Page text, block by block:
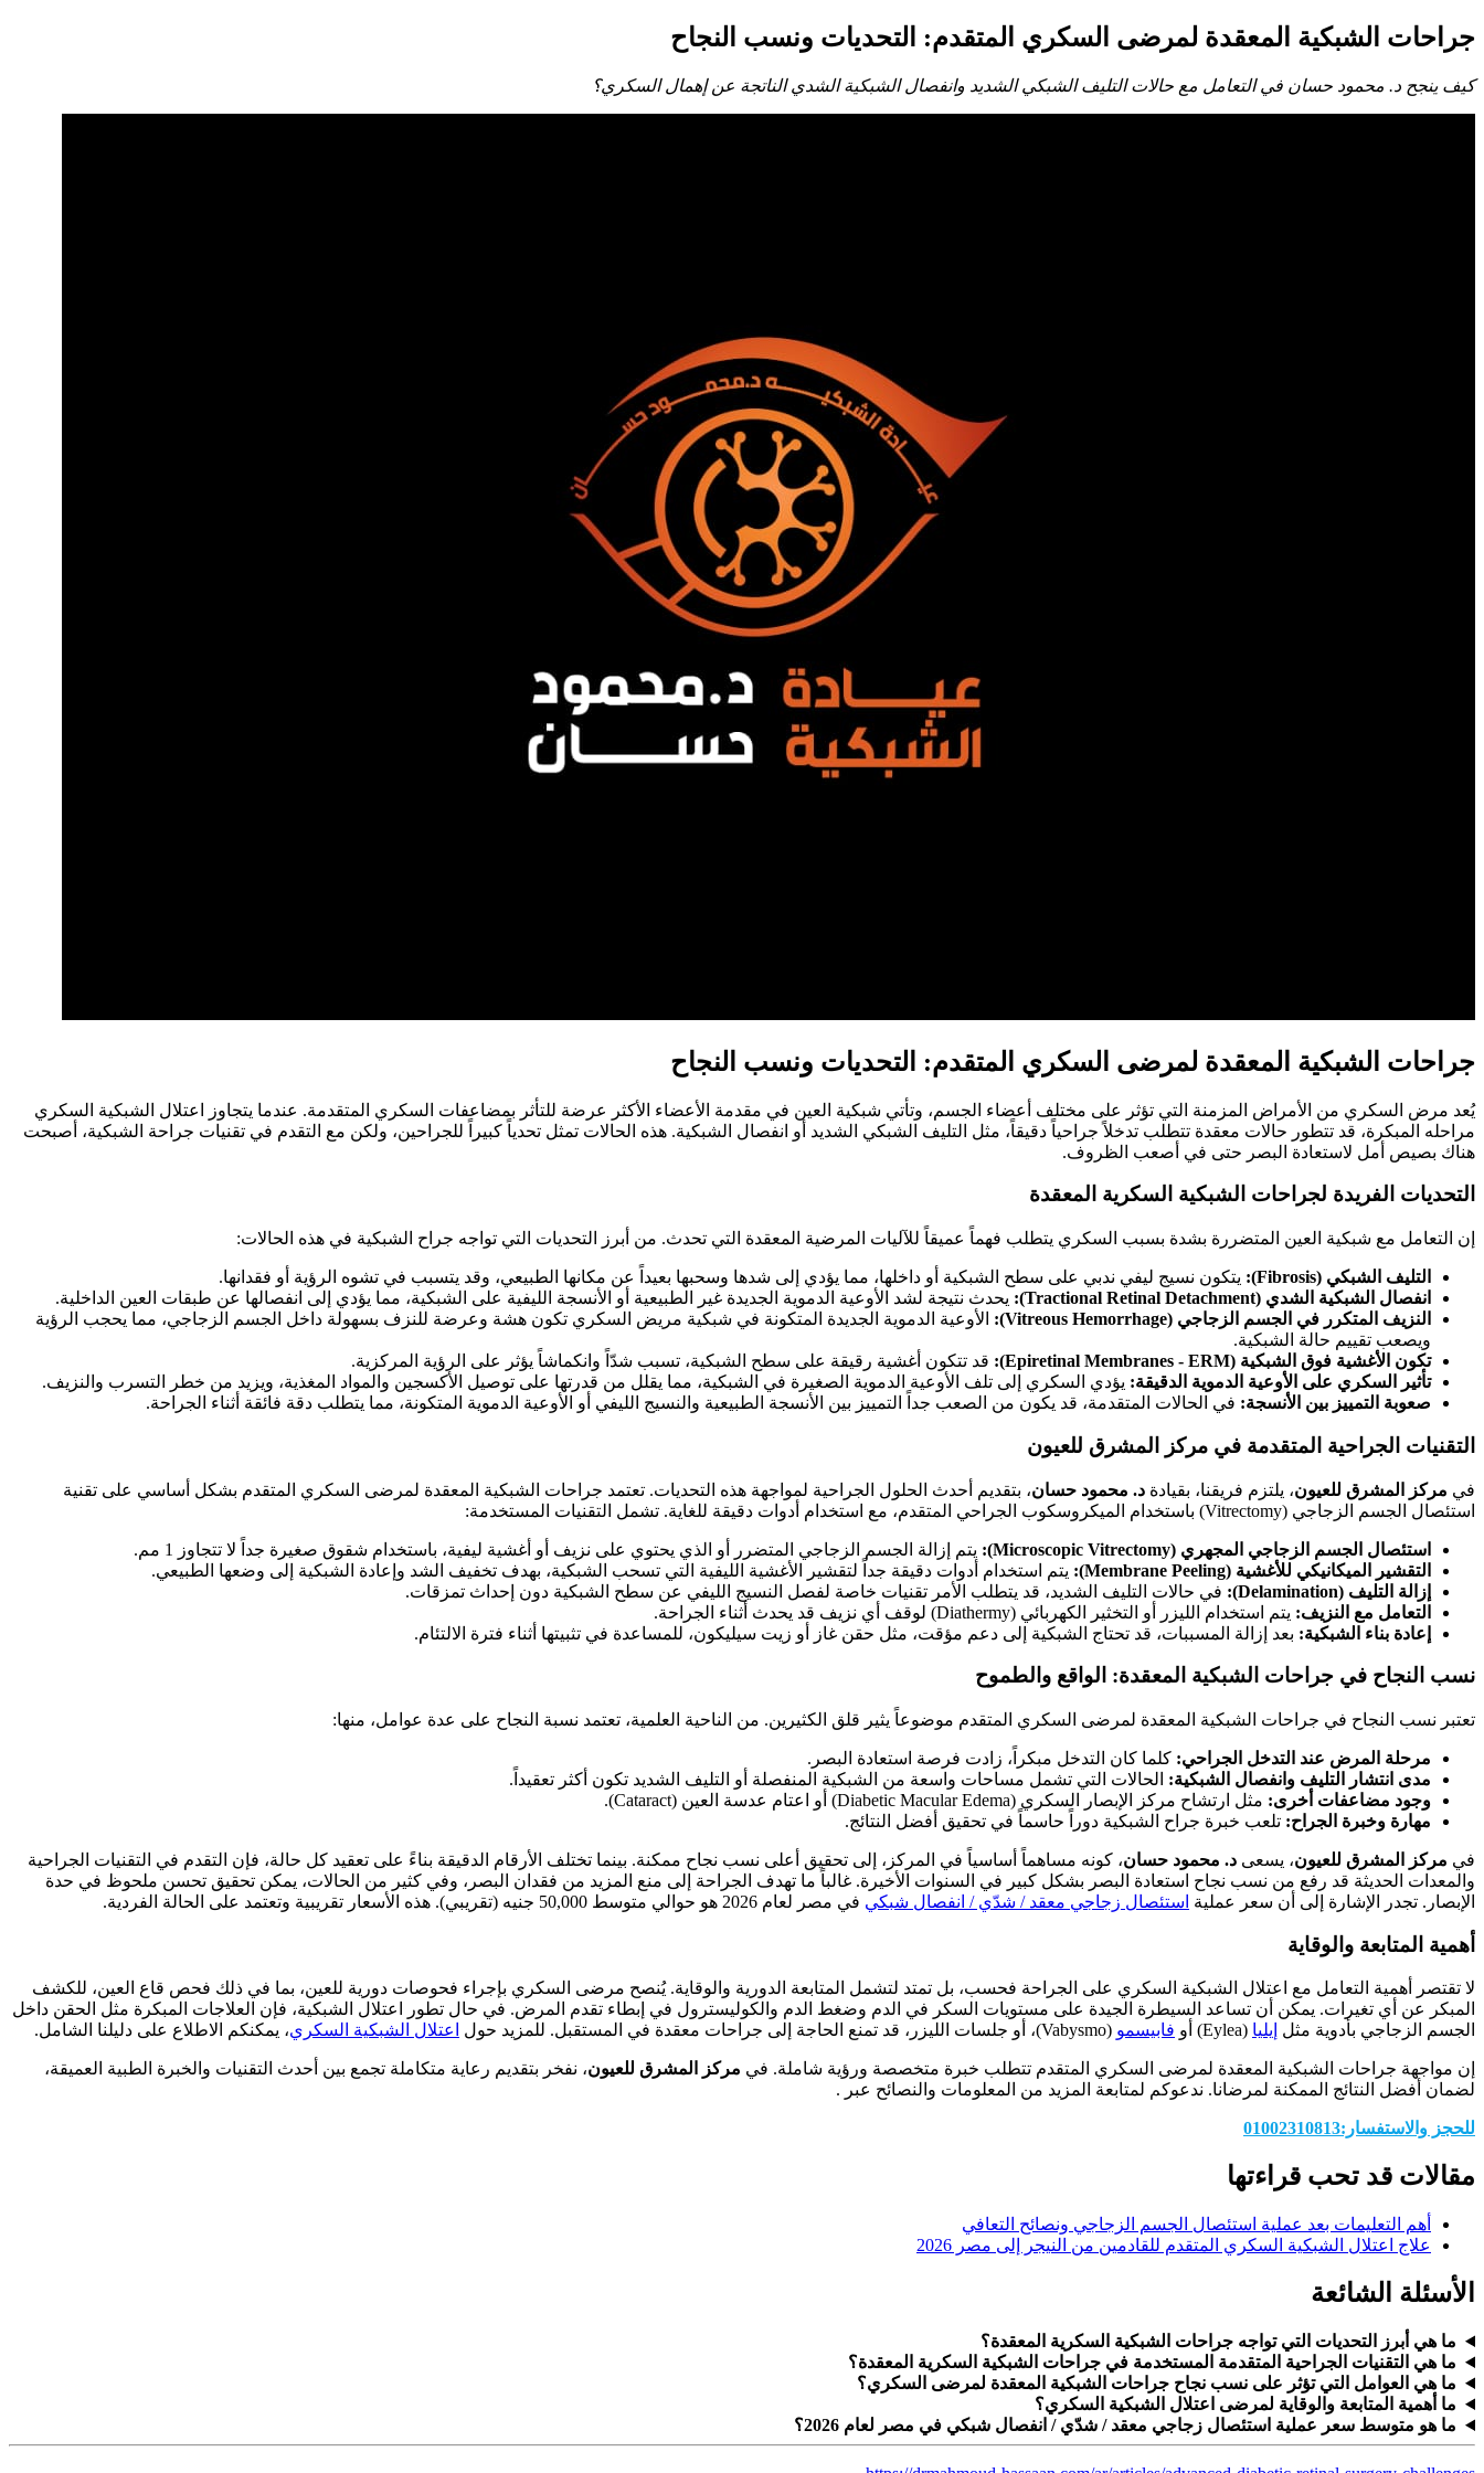
جراحات الشبكية المعقدة لمرضى السكري المتقدم: التحديات ونسب النجاح
كيف ينجح د. محمود حسان في التعامل مع حالات التليف الشبكي الشديد وانفصال الشبكية الشدي الناتجة عن إهمال السكري؟
جراحات الشبكية المعقدة لمرضى السكري المتقدم: التحديات ونسب النجاح
يُعد مرض السكري من الأمراض المزمنة التي تؤثر على مختلف أعضاء الجسم، وتأتي شبكية العين في مقدمة الأعضاء الأكثر عرضة للتأثر بمضاعفات السكري المتقدمة. عندما يتجاوز اعتلال الشبكية السكري
مراحله المبكرة، قد تتطور حالات معقدة تتطلب تدخلاً جراحياً دقيقاً، مثل التليف الشبكي الشديد أو انفصال الشبكية. هذه الحالات تمثل تحدياً كبيراً للجراحين، ولكن مع التقدم في تقنيات جراحة الشبكية، أصبحت
هناك بصيص أمل لاستعادة البصر حتى في أصعب الظروف.
التحديات الفريدة لجراحات الشبكية السكرية المعقدة
إن التعامل مع شبكية العين المتضررة بشدة بسبب السكري يتطلب فهماً عميقاً للآليات المرضية المعقدة التي تحدث. من أبرز التحديات التي تواجه جراح الشبكية في هذه الحالات:
التليف الشبكي (Fibrosis):
يتكون نسيج ليفي ندبي على سطح الشبكية أو داخلها، مما يؤدي إلى شدها وسحبها بعيداً عن مكانها الطبيعي، وقد يتسبب في تشوه الرؤية أو فقدانها.
انفصال الشبكية الشدي (Tractional Retinal Detachment):
يحدث نتيجة لشد الأوعية الدموية الجديدة غير الطبيعية أو الأنسجة الليفية على الشبكية، مما يؤدي إلى انفصالها عن طبقات العين الداخلية.
النزيف المتكرر في الجسم الزجاجي (Vitreous Hemorrhage):
الأوعية الدموية الجديدة المتكونة في شبكية مريض السكري تكون هشة وعرضة للنزف بسهولة داخل الجسم الزجاجي، مما يحجب الرؤية
ويصعب تقييم حالة الشبكية.
تكون الأغشية فوق الشبكية (Epiretinal Membranes - ERM):
قد تتكون أغشية رقيقة على سطح الشبكية، تسبب شدّاً وانكماشاً يؤثر على الرؤية المركزية.
تأثير السكري على الأوعية الدموية الدقيقة: يؤدي السكري إلى تلف الأوعية الدموية الصغيرة في الشبكية، مما يقلل من قدرتها على توصيل الأكسجين والمواد المغذية، ويزيد من خطر التسرب والنزيف.
صعوبة التمييز بين الأنسجة: في الحالات المتقدمة، قد يكون من الصعب جداً التمييز بين الأنسجة الطبيعية والنسيج الليفي أو الأوعية الدموية المتكونة، مما يتطلب دقة فائقة أثناء الجراحة.
التقنيات الجراحية المتقدمة في مركز المشرق للعيون
في مركز المشرق للعيون، يلتزم فريقنا، بقيادة د. محمود حسان، بتقديم أحدث الحلول الجراحية لمواجهة هذه التحديات. تعتمد جراحات الشبكية المعقدة لمرضى السكري المتقدم بشكل أساسي على تقنية
استئصال الجسم الزجاجي (Vitrectomy) باستخدام الميكروسكوب الجراحي المتقدم، مع استخدام أدوات دقيقة للغاية. تشمل التقنيات المستخدمة:
استئصال الجسم الزجاجي المجهري (Microscopic Vitrectomy):
يتم إزالة الجسم الزجاجي المتضرر أو الذي يحتوي على نزيف أو أغشية ليفية، باستخدام شقوق صغيرة جداً لا تتجاوز 1 مم.
التقشير الميكانيكي للأغشية (Membrane Peeling):
يتم استخدام أدوات دقيقة جداً لتقشير الأغشية الليفية التي تسحب الشبكية، بهدف تخفيف الشد وإعادة الشبكية إلى وضعها الطبيعي.
إزالة التليف (Delamination):
في حالات التليف الشديد، قد يتطلب الأمر تقنيات خاصة لفصل النسيج الليفي عن سطح الشبكية دون إحداث تمزقات.
التعامل مع النزيف: يتم استخدام الليزر أو التخثير الكهربائي (Diathermy) لوقف أي نزيف قد يحدث أثناء الجراحة.
إعادة بناء الشبكية: بعد إزالة المسببات، قد تحتاج الشبكية إلى دعم مؤقت، مثل حقن غاز أو زيت سيليكون، للمساعدة في تثبيتها أثناء فترة الالتئام.
نسب النجاح في جراحات الشبكية المعقدة: الواقع والطموح
تعتبر نسب النجاح في جراحات الشبكية المعقدة لمرضى السكري المتقدم موضوعاً يثير قلق الكثيرين. من الناحية العلمية، تعتمد نسبة النجاح على عدة عوامل، منها:
مرحلة المرض عند التدخل الجراحي: كلما كان التدخل مبكراً، زادت فرصة استعادة البصر.
مدى انتشار التليف وانفصال الشبكية: الحالات التي تشمل مساحات واسعة من الشبكية المنفصلة أو التليف الشديد تكون أكثر تعقيداً.
وجود مضاعفات أخرى: مثل ارتشاح مركز الإبصار السكري (Diabetic Macular Edema) أو اعتام عدسة العين (Cataract).
مهارة وخبرة الجراح: تلعب خبرة جراح الشبكية دوراً حاسماً في تحقيق أفضل النتائج.
في مركز المشرق للعيون، يسعى د. محمود حسان، كونه مساهماً أساسياً في المركز، إلى تحقيق أعلى نسب نجاح ممكنة. بينما تختلف الأرقام الدقيقة بناءً على تعقيد كل حالة، فإن التقدم في التقنيات الجراحية
والمعدات الحديثة قد رفع من نسب نجاح استعادة البصر بشكل كبير في السنوات الأخيرة. غالباً ما تهدف الجراحة إلى منع المزيد من فقدان البصر، وفي كثير من الحالات، يمكن تحقيق تحسن ملحوظ في حدة
الإبصار. تجدر الإشارة إلى أن سعر عملية استئصال زجاجي معقد / شدّي / انفصال شبكي في مصر لعام 2026 هو حوالي متوسط 50,000 جنيه (تقريبي). هذه الأسعار تقريبية وتعتمد على الحالة الفردية.
أهمية المتابعة والوقاية
لا تقتصر أهمية التعامل مع اعتلال الشبكية السكري على الجراحة فحسب، بل تمتد لتشمل المتابعة الدورية والوقاية. يُنصح مرضى السكري بإجراء فحوصات دورية للعين، بما في ذلك فحص قاع العين، للكشف
المبكر عن أي تغيرات. يمكن أن تساعد السيطرة الجيدة على مستويات السكر في الدم وضغط الدم والكوليسترول في إبطاء تقدم المرض. في حال تطور اعتلال الشبكية، فإن العلاجات المبكرة مثل الحقن داخل
الجسم الزجاجي بأدوية مثل إيليا (Eylea) أو فابيسمو (Vabysmo)، أو جلسات الليزر، قد تمنع الحاجة إلى جراحات معقدة في المستقبل. للمزيد حول اعتلال الشبكية السكري، يمكنكم الاطلاع على دليلنا الشامل.
إن مواجهة جراحات الشبكية المعقدة لمرضى السكري المتقدم تتطلب خبرة متخصصة ورؤية شاملة. في مركز المشرق للعيون، نفخر بتقديم رعاية متكاملة تجمع بين أحدث التقنيات والخبرة الطبية العميقة،
لضمان أفضل النتائج الممكنة لمرضانا. ندعوكم لمتابعة المزيد من المعلومات والنصائح عبر .
للحجز والاستفسار:01002310813
مقالات قد تحب قراءتها
أهم التعليمات بعد عملية استئصال الجسم الزجاجي ونصائح التعافي
علاج اعتلال الشبكية السكري المتقدم للقادمين من النيجر إلى مصر 2026
الأسئلة الشائعة
ما هي أبرز التحديات التي تواجه جراحات الشبكية السكرية المعقدة؟
ما هي التقنيات الجراحية المتقدمة المستخدمة في جراحات الشبكية السكرية المعقدة؟
ما هي العوامل التي تؤثر على نسب نجاح جراحات الشبكية المعقدة لمرضى السكري؟
ما أهمية المتابعة والوقاية لمرضى اعتلال الشبكية السكري؟
ما هو متوسط سعر عملية استئصال زجاجي معقد / شدّي / انفصال شبكي في مصر لعام 2026؟